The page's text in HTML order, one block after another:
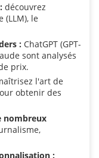
découvrez
(LLM), le
: ChatGPT (GPT-
sont analysés
prix.
l'art de
obtenir des
nombreux
: